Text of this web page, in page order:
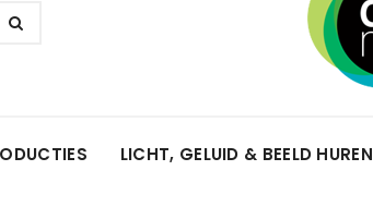
LICHT, GELUID & BEELD HUREN